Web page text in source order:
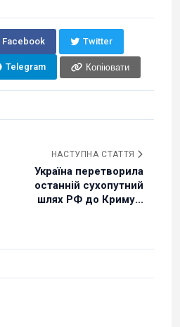
Facebook Twitter
Telegram Копіювати
НАСТУПНА СТАТТЯ
Україна перетворила
останній сухопутний
шлях РФ до Криму...